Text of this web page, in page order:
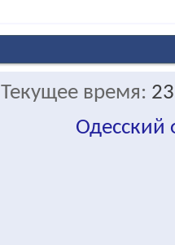
Текущее время:
Одесский